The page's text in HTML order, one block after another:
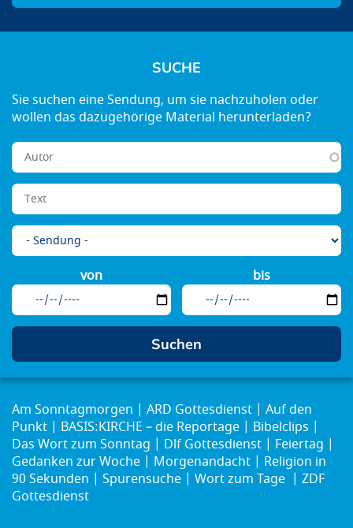
SUCHE
von bis
Am Sonntagmorgen ARD Gottesdienst
Auf den
Punkt
BASIS:KIRCHE – die Reportage
Bibelclips
Das Wort zum Sonntag
Dlf Gottesdienst
Feiertag
Gedanken zur Woche
Morgenandacht
Religion in
90 Sekunden
Spurensuche Wort zum Tage
ZDF
Gottesdienst